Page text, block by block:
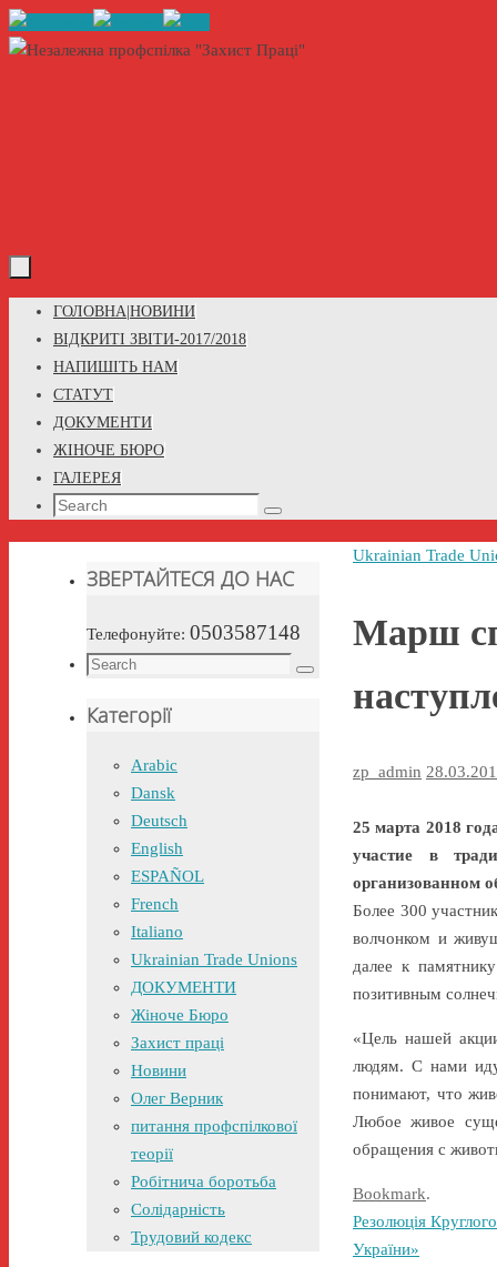
Skip
to
Skip
content
ГОЛОВНА|НОВИНИ
ВІДКРИТІ ЗВІТИ-2017/2018
НАПИШІТЬ НАМ
СТАТУТ
ДОКУМЕНТИ
ЖІНОЧЕ БЮРО
ГАЛЕРЕЯ
Search
Search
Home
Ukrainian Trade
Марш
zp_admin
25 марта 2018
участие в
организованном
Более 300
волчонком и
далее к
позитивным
«Цель нашей
людям. С нами
понимают, что
Любое живое
обращения с
Bookmark.
Резолюція
України»
ЗВЕРТАЙТЕСЯ ДО НАС
Телефонуйте: 0503587148
Search
Search
Категорії
Arabic
Dansk
Deutsch
English
ESPAÑOL
French
Italiano
Ukrainian Trade Unions
ДОКУМЕНТИ
Жіноче Бюро
Захист праці
Новини
Олег Верник
питання профспілкової
теорії
Робітнича боротьба
Солідарність
Трудовий кодекс